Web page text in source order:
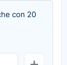
con 20